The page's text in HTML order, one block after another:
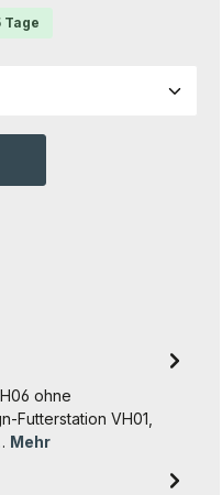
Wert ein
ohne
Futterstation VH01,
Mehr